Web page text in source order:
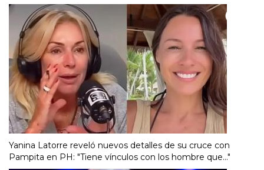
Yanina Latorre reveló nuevos detalles de su cruce con
Pampita en PH: "Tiene vínculos con los hombre que..."